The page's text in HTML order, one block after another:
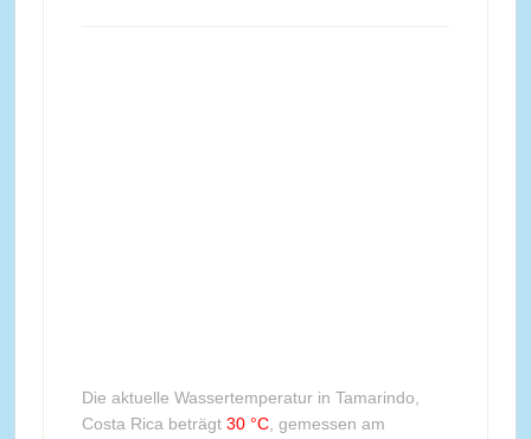
Die aktuelle Wassertemperatur in Tamarindo,
Costa Rica beträgt 30 °C, gemessen am